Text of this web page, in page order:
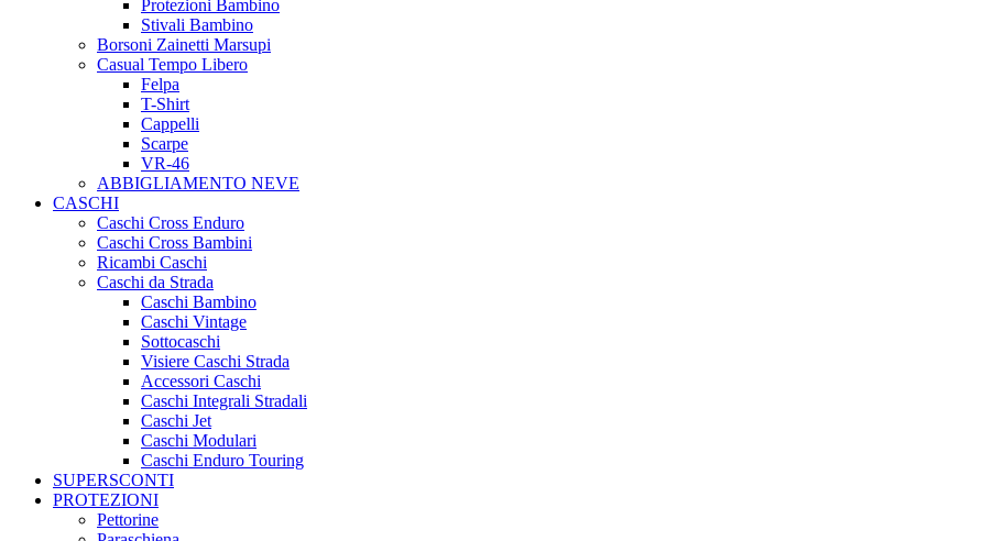
Protezioni Bambino
Stivali Bambino
Borsoni Zainetti Marsupi
Casual Tempo Libero
Felpa
T-Shirt
Cappelli
Scarpe
VR-46
ABBIGLIAMENTO NEVE
CASCHI
Caschi Cross Enduro
Caschi Cross Bambini
Ricambi Caschi
Caschi da Strada
Caschi Bambino
Caschi Vintage
Sottocaschi
Visiere Caschi Strada
Accessori Caschi
Caschi Integrali Stradali
Caschi Jet
Caschi Modulari
Caschi Enduro Touring
SUPERSCONTI
PROTEZIONI
Pettorine